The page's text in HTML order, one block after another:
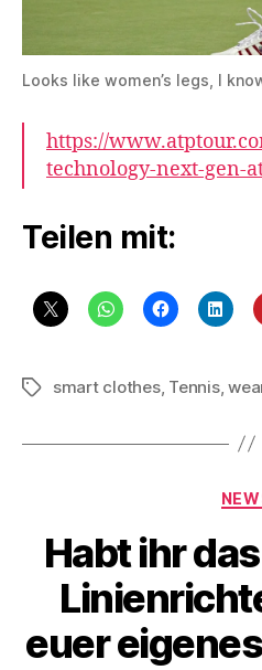
Looks like women’s legs, I
https://
technology-next-gen-
Teilen mit:
Schlagwörter
smart clothes, Tennis,
Habt ihr
euer